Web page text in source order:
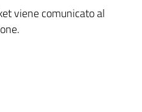
viene comunicato al